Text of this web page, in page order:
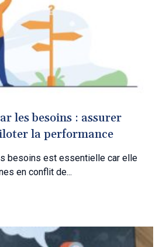
les besoins : assurer
la performance
besoins est essentielle car elle
en conflit de